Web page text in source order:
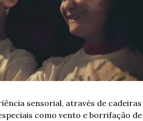
sensorial, através de cadeiras
como vento e borrifação de